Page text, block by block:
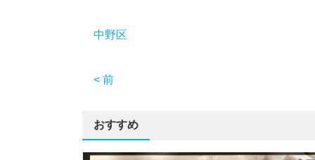
中野区
< 前
おすすめ